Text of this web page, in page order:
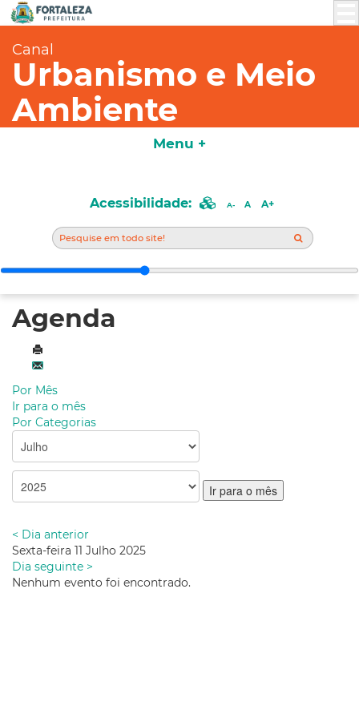
Canal
Urbanismo e Meio
Ambiente
Acessibilidade: A
Agenda
Por Mês
Ir para o mês
Por Categorias
Ir para o mês
< Dia anterior
Sexta-feira 11 Julho 2025
Dia seguinte >
Nenhum evento foi encontrado.